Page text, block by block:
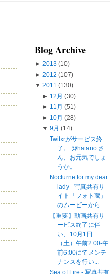
Blog Archive
► 2013 (10)
► 2012 (107)
▼ 2011 (130)
► 12月 (30)
► 11月 (51)
► 10月 (28)
▼ 9月 (14)
Twitxrがサービス終
了。 @hatano さ
ん、お元気でしょ
うか。
Nocturne for my dear
lady - 写真共有サ
イト「フォト蔵」
のムービーから
【重要】動画共有サ
ービス終了に伴
い、10月1日
（土）午前2:00-午
前6:00にてメンテ
ナンスを行い...
Sea of Fire - 写真共有